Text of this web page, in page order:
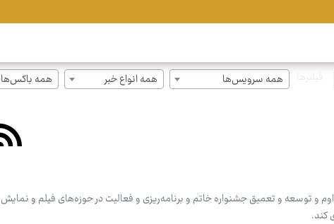
همه سرویس‌ها همه انواع خبر همه باکس‌ها
و توسعه و تعمیق جشنواره خاتم و برنامه‌ریزی و فعالیت در حوزه‌های فیلم و نمایش
کند.